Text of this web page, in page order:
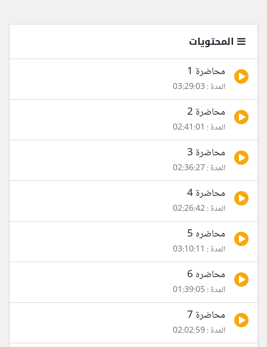
المحتويات
محاضرة 1
المدة : 03:29:03
محاضرة 2
المدة : 02:41:01
محاضرة 3
المدة : 02:36:27
محاضرة 4
المدة : 02:26:42
محاضره 5
المدة : 03:10:11
محاضره 6
المدة : 01:39:05
محاضرة 7
المدة : 02:02:59